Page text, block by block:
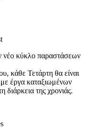
νέο κύκλο παραστάσεων
κάθε Τετάρτη θα είναι
έργα καταξιωμένων
της χρονιάς.